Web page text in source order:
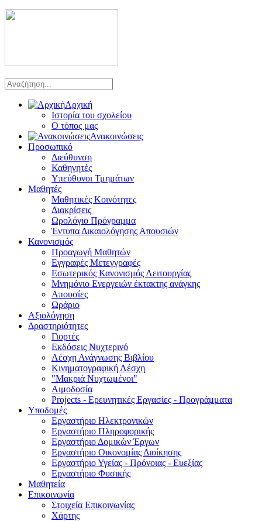
Αρχική
Ιστορία του σχολείου
Ο τόπος μας
Ανακοινώσεις
Προσωπικό
Διεύθυνση
Καθηγητές
Υπεύθυνοι Τμημάτων
Μαθητές
Μαθητικές Κοινότητες
Διακρίσεις
Ωρολόγιο Πρόγραμμα
Έντυπα Δικαιολόγησης Απουσιών
Κανονισμός
Προαγωγή Μαθητών
Εγγραφές Μετεγγραφές
Εσωτερικός Κανονισμός Λειτουργίας
Μνημόνιο Ενεργειών έκτακτης ανάγκης
Απουσίες
Ωράριο
Αξιολόγηση
Δραστηριότητες
Γιορτές
Εκδόσεις Νυχτερινό
Λέσχη Ανάγνωσης Βιβλίου
Κινηματογραφική Λέσχη
"Μακριά Νυχτωμένοι"
Αιμοδοσία
Projects - Eρευνητικές Eργασίες - Προγράμματα
Υποδομές
Εργαστήριο Ηλεκτρονικών
Εργαστήριο Πληροφορικής
Εργαστήριο Δομικών Έργων
Εργαστήριο Οικονομίας Διοίκησης
Εργαστήριο Υγείας - Πρόνοιας - Ευεξίας
Εργαστήριο Φυσικής
Μαθητεία
Επικοινωνία
Στοιχεία Επικοινωνίας
Χάρτης